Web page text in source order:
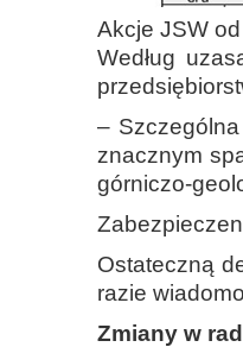
Akcje JSW
Według
–
znacznym
górniczo-
Ostateczną
razie
Zmiany w